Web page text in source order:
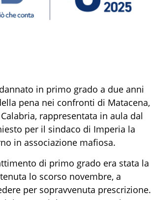
in primo grado a due anni
pena nei confronti di Matacena,
rappresentata in aula dal
per il sindaco di Imperia la
in associazione mafiosa.
di primo grado era stata la
lo scorso novembre, a
per sopravvenuta prescrizione.